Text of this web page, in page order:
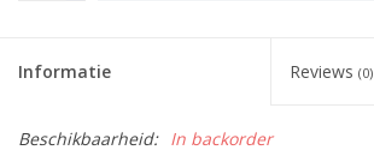
Informatie Reviews (0)
Beschikbaarheid: In backorder